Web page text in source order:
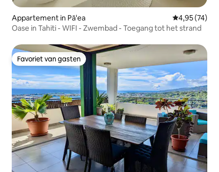
Appartement in Pā'ea Gemiddelde
4,95 (74)
Oase in Tahiti - WIFI - Zwembad - Toegang tot het strand
Favoriet van gasten
Favoriet van gasten